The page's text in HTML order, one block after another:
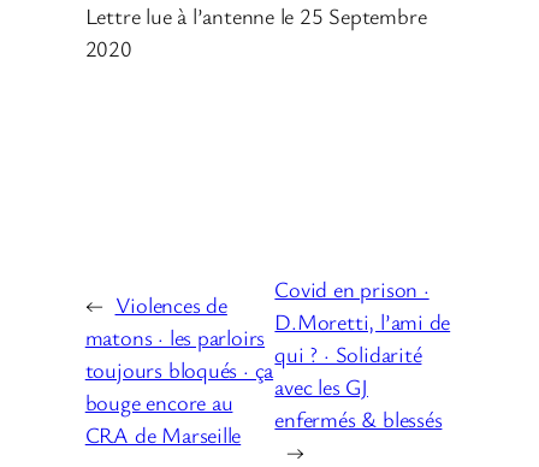
Lettre lue à l’antenne le 25 Septembre
2020
← Violences de
matons · les parloirs
toujours bloqués · ça
bouge encore au
CRA de Marseille
Covid en prison ·
D.Moretti, l’ami de
qui ? · Solidarité
avec les GJ
enfermés & blessés
→